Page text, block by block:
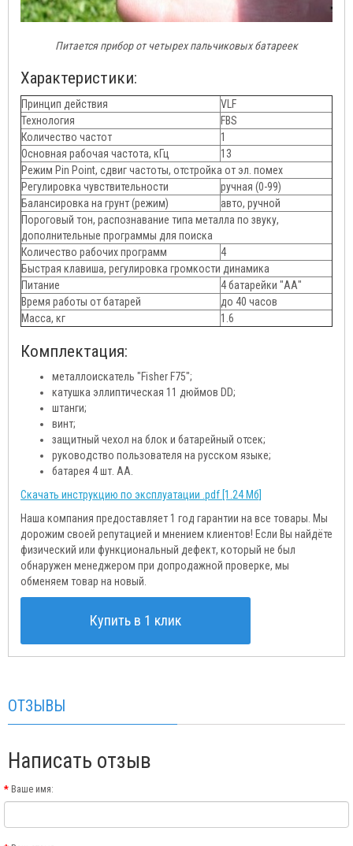
Питается прибор от четырех пальчиковых батареек
Характеристики:
Принцип действия
VLF
Технология
FBS
Количество частот
1
Основная рабочая частота, кГц
13
Режим Pin Point, сдвиг частоты, отстройка от эл. помех
Регулировка чувствительности
ручная (0-99)
Балансировка на грунт (режим)
авто, ручной
Пороговый тон, распознавание типа металла по звуку,
дополнительные программы для поиска
Количество рабочих программ
4
Быстрая клавиша, регулировка громкости динамика
Питание
4 батарейки "АА"
Время работы от батарей
до 40 часов
Масса, кг
1.6
Комплектация:
металлоискатель "Fisher F75";
катушка эллиптическая 11 дюймов DD;
штанги;
винт;
защитный чехол на блок и батарейный отсек;
руководство пользователя на русском языке;
батарея 4 шт. AA.
Скачать инструкцию по эксплуатации .pdf [1.24 Мб]
Наша компания предоставляет 1 год гарантии на все товары. Мы
дорожим своей репутацией и мнением клиентов! Если Вы найдёте
физический или функциональный дефект, который не был
обнаружен менеджером при допродажной проверке, мы
обменяем товар на новый.
Купить в 1 клик
ОТЗЫВЫ
Написать отзыв
Ваше имя: